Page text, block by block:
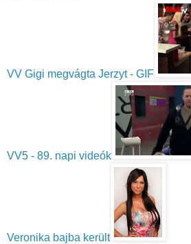
VV Gigi megvágta Jerzyt - GIF
VV5 - 89. napi videók
Veronika bajba került